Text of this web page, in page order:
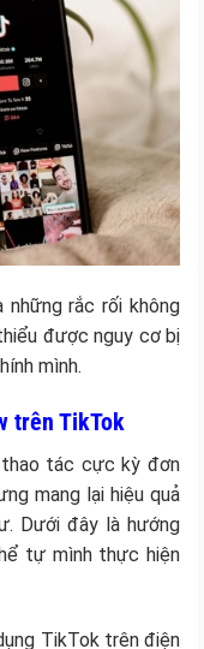
những rắc rối không
được nguy cơ bị
mình.
trên TikTok
tác cực kỳ đơn
mang lại hiệu quả
Dưới đây là hướng
tự mình thực hiện
TikTok trên điện